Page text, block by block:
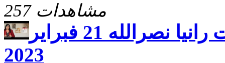
257 مشاهدات
يارب ارحم مع الاخت رانيا نصرالله 21 فبراير
2023